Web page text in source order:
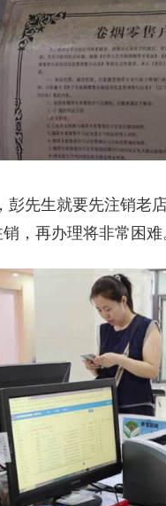
彭先生就要先注销老
，再办理将非常困难